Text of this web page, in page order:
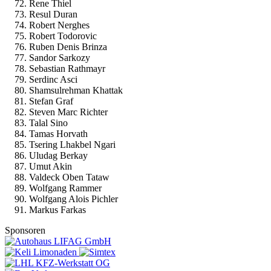
Rene Thiel
Resul Duran
Robert Nerghes
Robert Todorovic
Ruben Denis Brinza
Sandor Sarkozy
Sebastian Rathmayr
Serdinc Asci
Shamsulrehman Khattak
Stefan Graf
Steven Marc Richter
Talal Sino
Tamas Horvath
Tsering Lhakbel Ngari
Uludag Berkay
Umut Akin
Valdeck Oben Tataw
Wolfgang Rammer
Wolfgang Alois Pichler
Markus Farkas
Sponsoren